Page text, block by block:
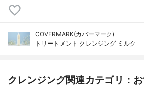
COVERMARK(カバーマーク)
トリートメント クレンジング ミルク
クレンジング関連カテゴリ：